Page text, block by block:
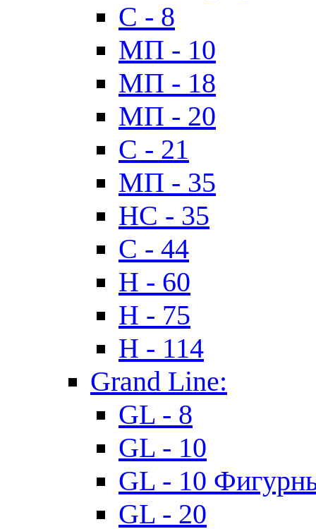
C - 8
МП - 10
МП - 18
МП - 20
C - 21
МП - 35
HC - 35
C - 44
H - 60
H - 75
H - 114
Grand Line:
GL - 8
GL - 10
GL - 10
GL - 20